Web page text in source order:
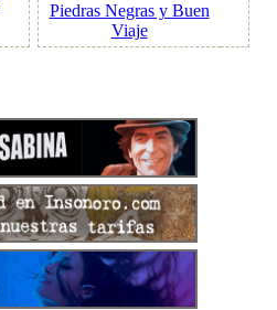
Piedras Negras y Buen
Viaje